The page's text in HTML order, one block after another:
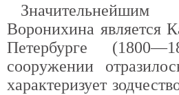
Значительнейшим
Воронихина является
Петербурге
сооружении
характеризует